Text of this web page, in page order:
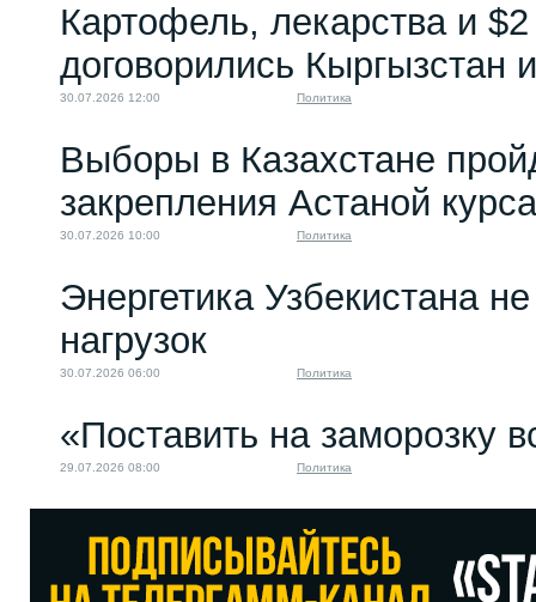
Картофель, лекарства и
договорились Кыргызстан
30.07.2026 12:00 Политика
Выборы в Казахстане
закрепления Астаной
30.07.2026 10:00 Политика
Энергетика Узбекистана
нагрузок
30.07.2026 06:00 Политика
«Поставить на заморозку
29.07.2026 08:00 Политика